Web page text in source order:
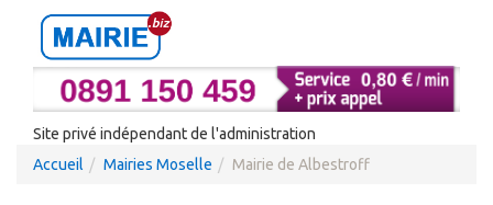
Site privé indépendant de l'administration
Accueil
Mairies Moselle Mairie de Albestroff